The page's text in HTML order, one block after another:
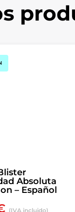
Absoluta
– Español
(IVA incluido)